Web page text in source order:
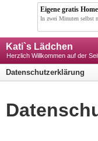
Eigene gratis
In zwei Minuten selbst
Kati`s Lädchen
Herzlich Willkommen auf der
Datenschutzerklärung